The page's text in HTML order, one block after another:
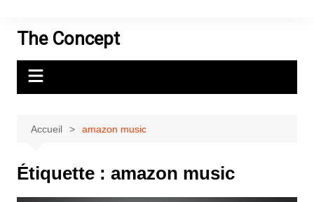
contenuThe Concept
Accueil amazon music
Étiquette : amazon music